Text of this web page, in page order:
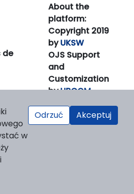
de
About the
platform:
Copyright 2019
byUKSW
OJS Support
and
Customization
byLIBCOM
Platform &
workfow
byOJS/PKP
w
Odrzuć Akceptuj